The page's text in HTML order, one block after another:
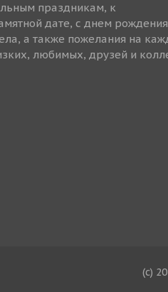
праздникам, к
дате, с днем
а также пожелания на
любимых, друзей и
(c)